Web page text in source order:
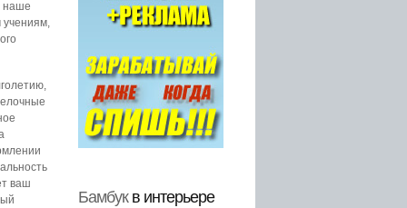
Бамбукв интерьере
наше
учениям,
ваш